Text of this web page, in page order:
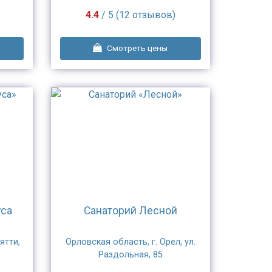
Смотреть цены
4.4/ 5 (12 отзывов)
Санаторий Лесной
Орловская область, г. Орел, ул.
Раздольная, 85